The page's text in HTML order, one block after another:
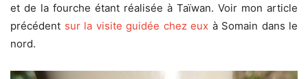
et de la fourche étant réalisée à Taïwan. Voir mon article
précédent sur la visite guidée chez eux à Somain dans le
nord.